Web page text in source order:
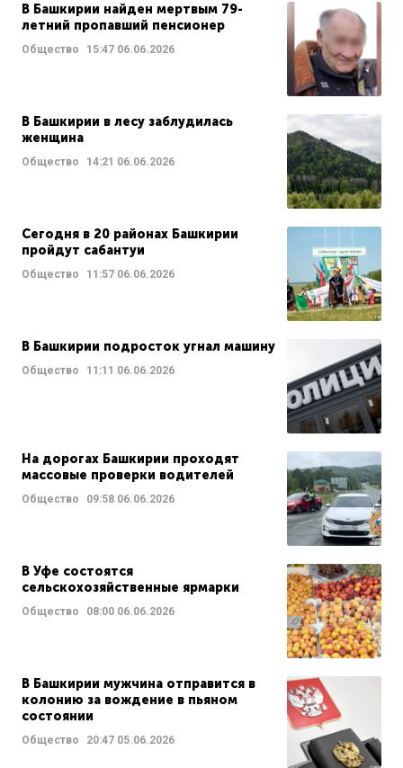
В Башкирии найден мертвым 79-
летний пропавший пенсионер
Общество 15:47 06.06.2026
В Башкирии в лесу заблудилась
женщина
Общество 14:21 06.06.2026
Сегодня в 20 районах Башкирии
пройдут сабантуи
Общество 11:57 06.06.2026
В Башкирии подросток угнал машину
Общество 11:11 06.06.2026
На дорогах Башкирии проходят
массовые проверки водителей
Общество 09:58 06.06.2026
В Уфе состоятся
сельскохозяйственные ярмарки
Общество 08:00 06.06.2026
В Башкирии мужчина отправится в
колонию за вождение в пьяном
состоянии
Общество 20:47 05.06.2026